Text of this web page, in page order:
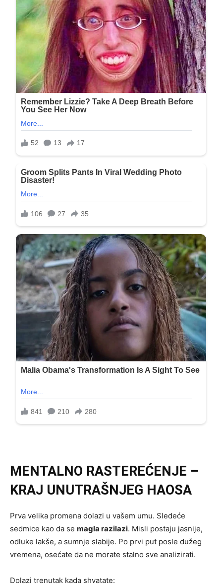
MENTALNO RASTEREĆENJE –
KRAJ UNUTRAŠNJEG HAOSA
Prva velika promena dolazi u vašem umu. Sledeće
sedmice kao da se magla razilazi. Misli postaju jasnije,
odluke lakše, a sumnje slabije. Po prvi put posle dužeg
vremena, osećate da ne morate stalno sve analizirati.
Dolazi trenutak kada shvatate: